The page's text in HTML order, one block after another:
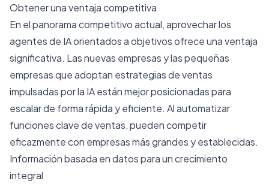
Obtener una ventaja competitiva
En el panorama competitivo actual, aprovechar los
agentes de IA orientados a objetivos ofrece una ventaja
significativa. Las nuevas empresas y las pequeñas
empresas que adoptan estrategias de ventas
impulsadas por la IA están mejor posicionadas para
escalar de forma rápida y eficiente. Al automatizar
funciones clave de ventas, pueden competir
eficazmente con empresas más grandes y establecidas.
Información basada en datos para un crecimiento
integral